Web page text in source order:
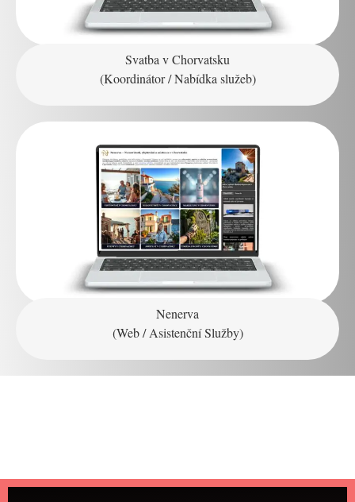
Svatba v Chorvatsku
(Koordinátor / Nabídka služeb)
Nenerva
(Web / Asistenční Služby)